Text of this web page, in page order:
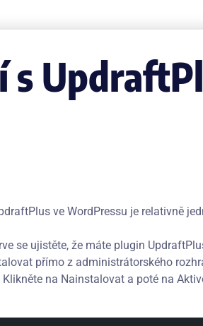
s
ve WordPressu je relativně
se ujistěte, že máte plugin
přímo z administrátorského
na Nainstalovat a poté na